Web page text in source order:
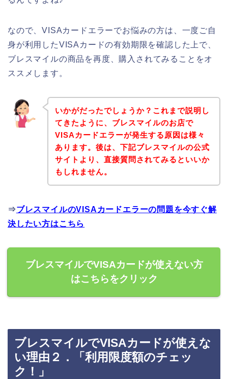
なので、VISAカードエラーでお悩みの方は、一度ご自
身が利用したVISAカードの有効期限を確認した上で、
ブレスマイルの商品を再度、購入されてみることをオ
ススメします。
いかがだったでしょうか？これまで説明し
てきたように、ブレスマイルのお店で
VISAカードエラーが発生する原因は様々
あります。後は、下記ブレスマイルの公式
サイトより、直接質問されてみるといいか
もしれません。
⇒ブレスマイルのVISAカードエラーの問題を今すぐ解
決したい方はこちら
ブレスマイルでVISAカードが使えない方
はこちらをクリック
ブレスマイルでVISAカードが使えな
い理由２．「利用限度額のチェッ
ク！」